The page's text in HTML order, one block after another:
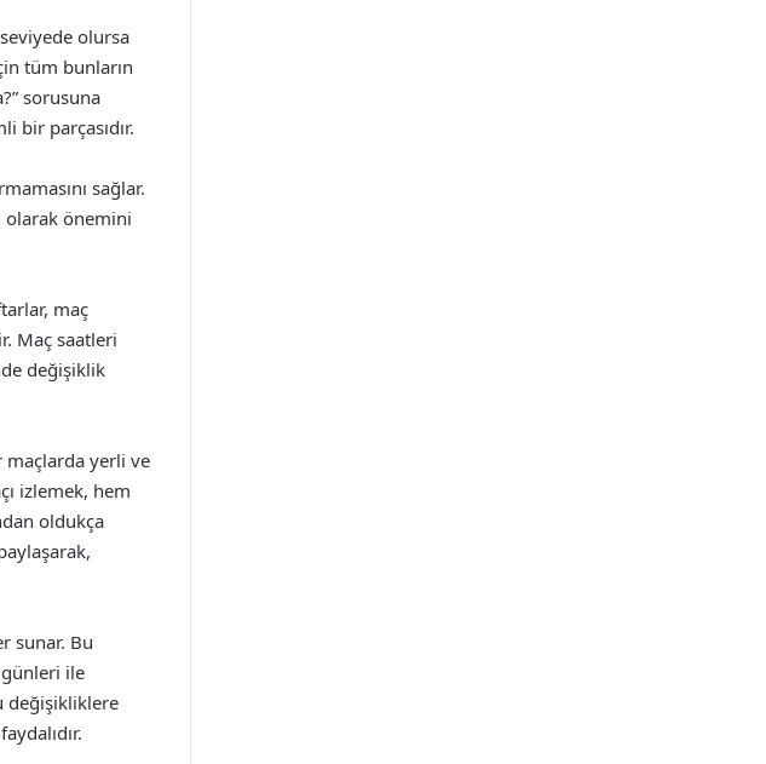
olursa
tüm bunların
sorusuna
bir parçasıdır.
sağlar.
olarak önemini
maç
Maç saatleri
değişiklik
maçlarda yerli ve
izlemek, hem
oldukça
sunar. Bu
ile
değişikliklere